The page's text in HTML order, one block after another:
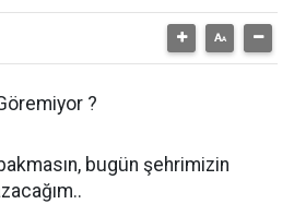
?
bugün şehrimizin